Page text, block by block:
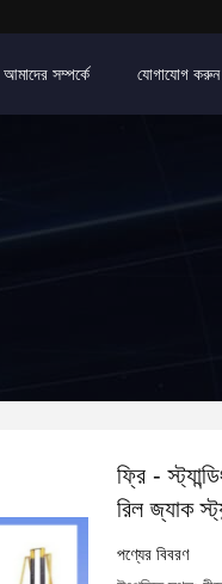
আমাদের সম্পর্কে যোগাযোগ করুন
ফ্রি -
রিল জ্যাক
পণ্যের বিবরণ